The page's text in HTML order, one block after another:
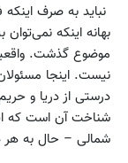
نباید به صرف
بهانه اینکه
موضوع گذشت.
نیست. اینجا
درستی از دریا و
شناخت آن است که
شمالی – حال به هر